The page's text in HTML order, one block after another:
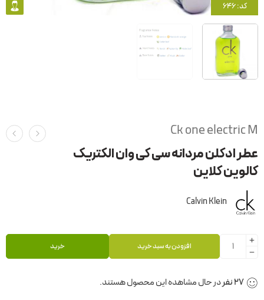
کد: 646
Ck one electric M
عطر ادکلن مردانه سی کی وان الکتریک
کالوین کلاین
Calvin Klein
افزودن به سبد خرید خرید
27نفردر حال مشاهده این محصول هستند.